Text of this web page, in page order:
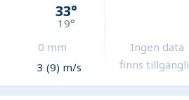
33°
19°
0 mm
3 (9) m/s
Ingen data
finns